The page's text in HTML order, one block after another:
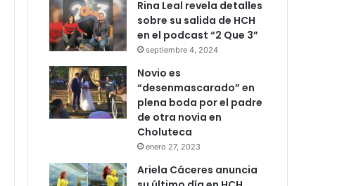
Rina Leal revela detalles
sobre su salida de HCH
en el podcast “2 Que 3”
septiembre 4, 2024
Novio es
“desenmascarado” en
plena boda por el padre
de otra novia en
Choluteca
enero 27, 2023
Ariela Cáceres anuncia